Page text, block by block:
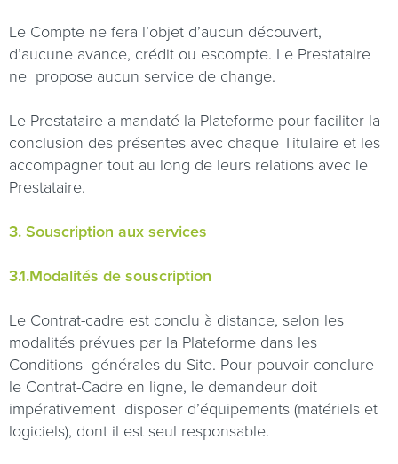
Le Compte ne fera l’objet d’aucun découvert,
d’aucune avance, crédit ou escompte. Le Prestataire
ne propose aucun service de change.
Le Prestataire a mandaté la Plateforme pour faciliter la
conclusion des présentes avec chaque Titulaire et les
accompagner tout au long de leurs relations avec le
Prestataire.
3. Souscription aux services
3.1.Modalités de souscription
Le Contrat-cadre est conclu à distance, selon les
modalités prévues par la Plateforme dans les
Conditions générales du Site. Pour pouvoir conclure
le Contrat-Cadre en ligne, le demandeur doit
impérativement disposer d’équipements (matériels et
logiciels), dont il est seul responsable.